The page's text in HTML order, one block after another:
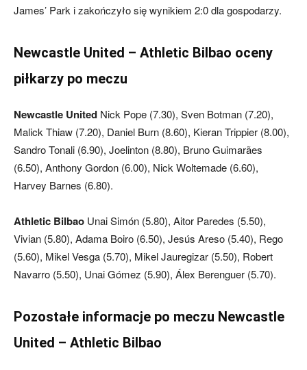
James’ Park i zakończyło się wynikiem 2:0 dla gospodarzy.
Newcastle United – Athletic Bilbao oceny
piłkarzy po meczu
Newcastle United Nick Pope (7.30), Sven Botman (7.20),
Malick Thiaw (7.20), Daniel Burn (8.60), Kieran Trippier (8.00),
Sandro Tonali (6.90), Joelinton (8.80), Bruno Guimarães
(6.50), Anthony Gordon (6.00), Nick Woltemade (6.60),
Harvey Barnes (6.80).
Athletic Bilbao Unai Simón (5.80), Aitor Paredes (5.50),
Vivian (5.80), Adama Boiro (6.50), Jesús Areso (5.40), Rego
(5.60), Mikel Vesga (5.70), Mikel Jauregizar (5.50), Robert
Navarro (5.50), Unai Gómez (5.90), Álex Berenguer (5.70).
Pozostałe informacje po meczu Newcastle
United – Athletic Bilbao